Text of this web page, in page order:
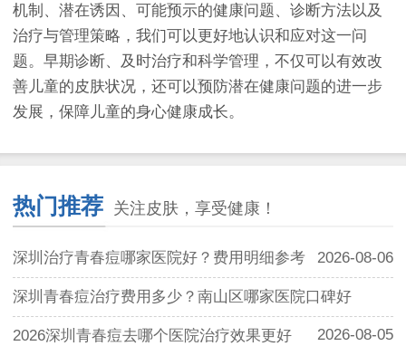
机制、潜在诱因、可能预示的健康问题、诊断方法以及
治疗与管理策略，我们可以更好地认识和应对这一问
题。早期诊断、及时治疗和科学管理，不仅可以有效改
善儿童的皮肤状况，还可以预防潜在健康问题的进一步
发展，保障儿童的身心健康成长。
热门推荐 关注皮肤，享受健康！
深圳治疗青春痘哪家医院好？费用明细参考 2026-08-06
深圳青春痘治疗费用多少？南山区哪家医院口碑好
2026-08-05
2026深圳青春痘去哪个医院治疗效果更好